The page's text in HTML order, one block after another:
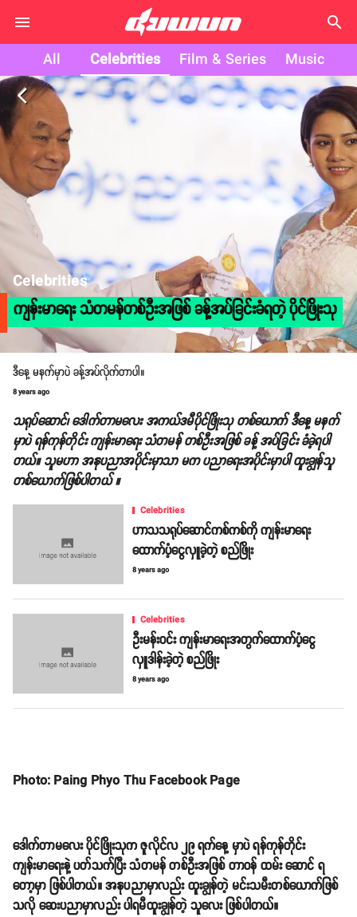
search
All Celebrities Film & Series Music
arrow_back_ios
Celebrities
ကျန်းမာရေး သံတမန်တစ်ဦးအဖြစ် ခန့်အပ်ခြင်းခံရတဲ့ ပိုင်ဖြိုးသု
ဒီနေ့ မနက်မှာပဲ ခန့်အပ်လိုက်တာပါ။
8 years ago
သရုပ်ဆောင်၊ ဒေါက်တာမလေး အကယ်ဒမီပိုင်ဖြိုးသု တစ်ယောက် ဒီနေ့ မနက်
မှာပဲ ရန်ကုန်တိုင်း ကျန်းမာရေး သံတမန် တစ်ဦးအဖြစ် ခန့် အပ်ခြင်း ခံခဲ့ရပါ
တယ်။ သူမဟာ အနုပညာအပိုင်းမှာသာ မက ပညာရေးအပိုင်းမှာပါ ထူးချွန်သူ
တစ်ယောက်ဖြစ်ပါတယ် ။
Celebrities
ဟာသသရုပ်ဆောင်ကစ်ကစ်ကို ကျန်းမာရေး
ထောက်ပံ့ငွေလှူခဲ့တဲ့ စည်ဖြိုး
8 years ago
Celebrities
ဦးမန်းဝင်း ကျန်းမာရေးအတွက်ထောက်ပံ့ငွေ
လှူဒါန်းခဲ့တဲ့ စည်ဖြိုး
8 years ago
Photo: Paing Phyo Thu Facebook Page
ဒေါက်တာမလေး ပိုင်ဖြိုးသုက ဇူလိုင်လ ၂၉ ရက်နေ့ မှာပဲ ရန်ကုန်တိုင်း
ကျန်းမာရေးနဲ့ ပတ်သက်ပြီး သံတမန် တစ်ဦးအဖြစ် တာဝန် ထမ်း ဆောင် ရ
တော့မှာ ဖြစ်ပါတယ်။ အနုပညာမှာလည်း ထူးချွန်တဲ့ မင်းသမီးတစ်ယောက်ဖြစ်
သလို ဆေးပညာမှာလည်း ပါရမီထူးချွန်တဲ့ သူလေး ဖြစ်ပါတယ်။